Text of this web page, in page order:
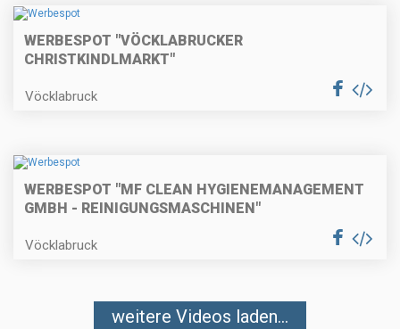
WERBESPOT "VÖCKLABRUCKER
CHRISTKINDLMARKT"
Vöcklabruck
WERBESPOT "MF CLEAN HYGIENEMANAGEMENT
GMBH - REINIGUNGSMASCHINEN"
Vöcklabruck
weitere Videos laden...